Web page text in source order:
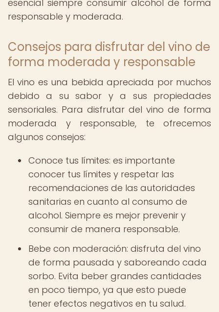
esencial siempre consumir alcohol de forma
responsable y moderada.
Consejos para disfrutar del vino de
forma moderada y responsable
El vino es una bebida apreciada por muchos
debido a su sabor y a sus propiedades
sensoriales. Para disfrutar del vino de forma
moderada y responsable, te ofrecemos
algunos consejos:
Conoce tus límites: es importante
conocer tus límites y respetar las
recomendaciones de las autoridades
sanitarias en cuanto al consumo de
alcohol. Siempre es mejor prevenir y
consumir de manera responsable.
Bebe con moderación: disfruta del vino
de forma pausada y saboreando cada
sorbo. Evita beber grandes cantidades
en poco tiempo, ya que esto puede
tener efectos negativos en tu salud.